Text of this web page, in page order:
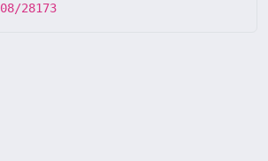
08/28173